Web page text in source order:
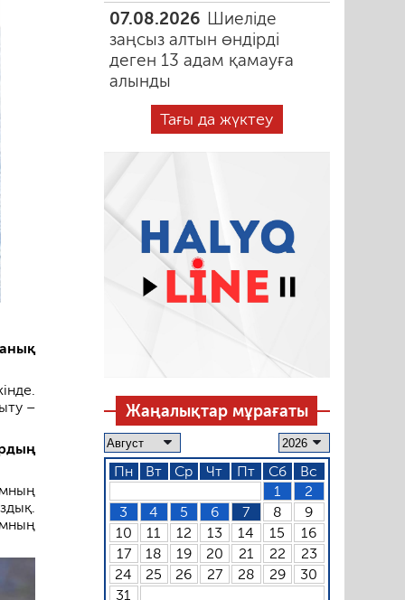
–
07.08.2026 Шиеліде
заңсыз алтын өндірді
деген 13 адам қамауға
алынды
Тағы да жүктеу
Жаңалықтар мұрағаты
Пн Вт Ср Чт Пт Сб
Вс
1
2
3
4 5 6 7 8
9
10
11 12 13 14 15
16
17
18 19 20 21 22
23
24
25 26 27 28 29
30
31